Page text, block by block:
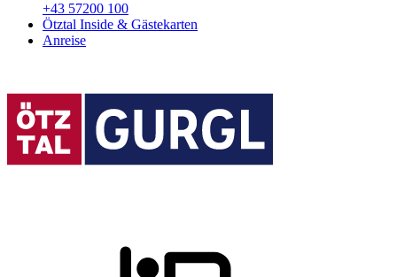
+43 57200 100
Ötztal Inside & Gästekarten
Anreise